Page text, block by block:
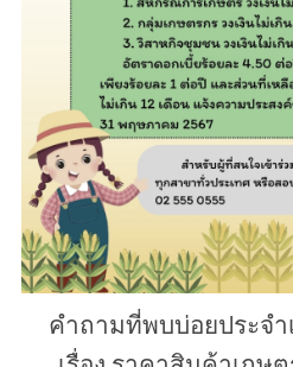
คำถามที่พบบ่อยประจ